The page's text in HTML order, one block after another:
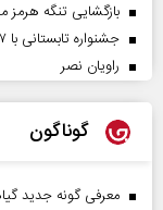
بازگشایی تنگه
جشنواره تابستانی با ۱۷ فیلم سینمایی و انیمیشن روی آنتن تلویزیون
راویان نصر
گوناگون
معرفی گونه جدید